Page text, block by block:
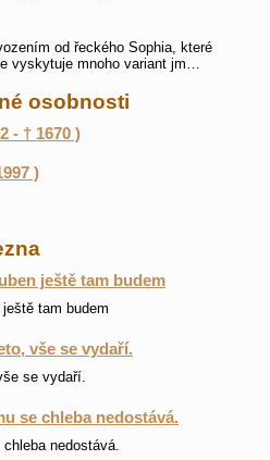
od řeckého Sophia, které
vyskytuje mnoho variant jm…
osobnosti
- † 1670 )
)
ještě tam budem
tam budem
vše se vydaří.
se vydaří.
se chleba nedostává.
nedostává.